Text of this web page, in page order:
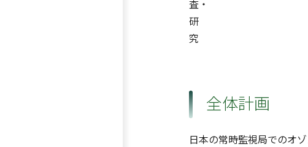
査・
研
究
全体計画
日本の常時監視局でのオ